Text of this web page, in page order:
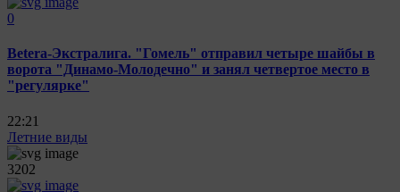
0
Betera-Экстралига. "Гомель" отправил четыре шайбы в
ворота "Динамо-Молодечно" и занял четвертое место в
"регулярке"
22:21
Летние виды
3202